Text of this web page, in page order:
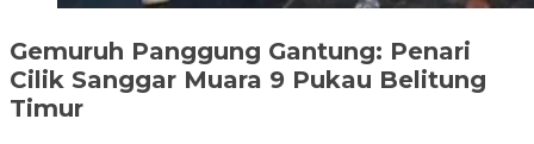
Gemuruh Panggung Gantung: Penari
Cilik Sanggar Muara 9 Pukau Belitung
Timur